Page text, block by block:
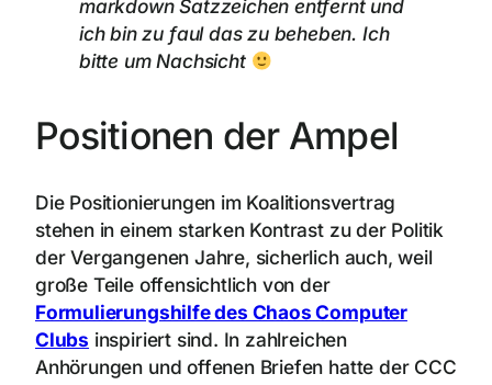
markdown Satzzeichen entfernt und
ich bin zu faul das zu beheben. Ich
bitte um Nachsicht
Positionen der Ampel
Die Positionierungen im Koalitionsvertrag
stehen in einem starken Kontrast zu der Politik
der Vergangenen Jahre, sicherlich auch, weil
große Teile offensichtlich von der
Formulierungshilfe des Chaos Computer
Clubs inspiriert sind. In zahlreichen
Anhörungen und offenen Briefen hatte der CCC